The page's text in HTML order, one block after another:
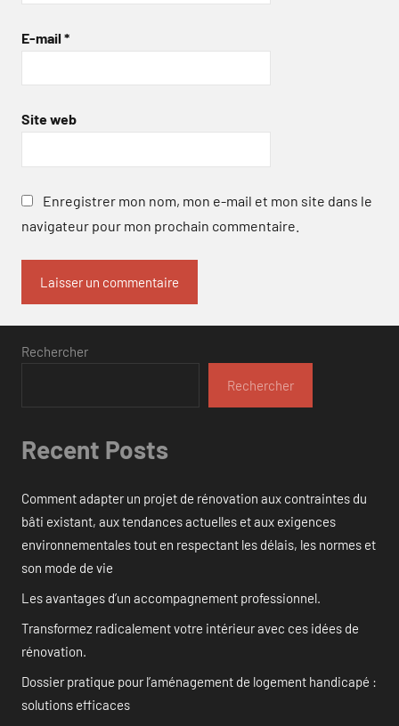
E-mail *
Site web
Enregistrer mon nom, mon e-mail et mon site dans le
navigateur pour mon prochain commentaire.
Rechercher
Rechercher
Recent Posts
Comment adapter un projet de rénovation aux contraintes du
bâti existant, aux tendances actuelles et aux exigences
environnementales tout en respectant les délais, les normes et
son mode de vie
Les avantages d’un accompagnement professionnel.
Transformez radicalement votre intérieur avec ces idées de
rénovation.
Dossier pratique pour l’aménagement de logement handicapé :
solutions efficaces